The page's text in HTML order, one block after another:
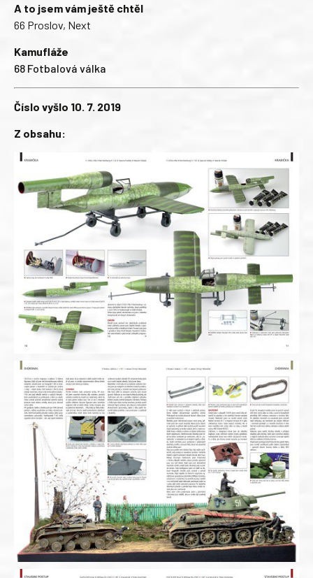
A to jsem vám ještě chtěl
66 Proslov, Next
Kamufláže
68 Fotbalová válka
Číslo vyšlo 10. 7. 2019
Z obsahu: